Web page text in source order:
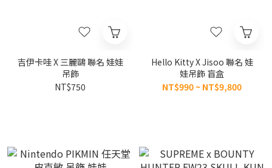
吉伊卡哇 X 三麗鷗 聯名 娃娃
吊飾
NT$750
Hello Kitty X Jisoo 聯名 娃
娃吊飾 盲盒
NT$990 ~ NT$9,800